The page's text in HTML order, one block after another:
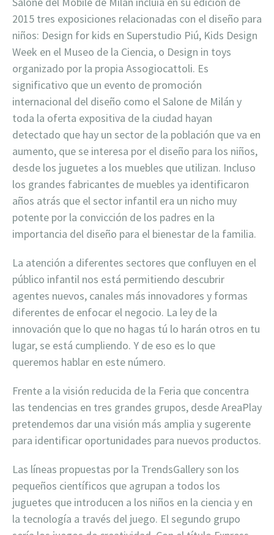
2015 tres exposiciones relacionadas con el diseño para
niños: Design for kids en Superstudio Piú, Kids Design
Week en el Museo de la Ciencia, o Design in toys
organizado por la propia Assogiocattoli. Es
significativo que un evento de promoción
internacional del diseño como el Salone de Milán y
toda la oferta expositiva de la ciudad hayan
detectado que hay un sector de la población que va en
aumento, que se interesa por el diseño para los niños,
desde los juguetes a los muebles que utilizan. Incluso
los grandes fabricantes de muebles ya identificaron
años atrás que el sector infantil era un nicho muy
potente por la convicción de los padres en la
importancia del diseño para el bienestar de la familia.
La atención a diferentes sectores que confluyen en el
público infantil nos está permitiendo descubrir
agentes nuevos, canales más innovadores y formas
diferentes de enfocar el negocio. La ley de la
innovación que lo que no hagas tú lo harán otros en tu
lugar, se está cumpliendo. Y de eso es lo que
queremos hablar en este número.
Frente a la visión reducida de la Feria que concentra
las tendencias en tres grandes grupos, desde AreaPlay
pretendemos dar una visión más amplia y sugerente
para identificar oportunidades para nuevos productos.
Las líneas propuestas por la TrendsGallery son los
pequeños científicos que agrupan a todos los
juguetes que introducen a los niños en la ciencia y en
la tecnología a través del juego. El segundo grupo